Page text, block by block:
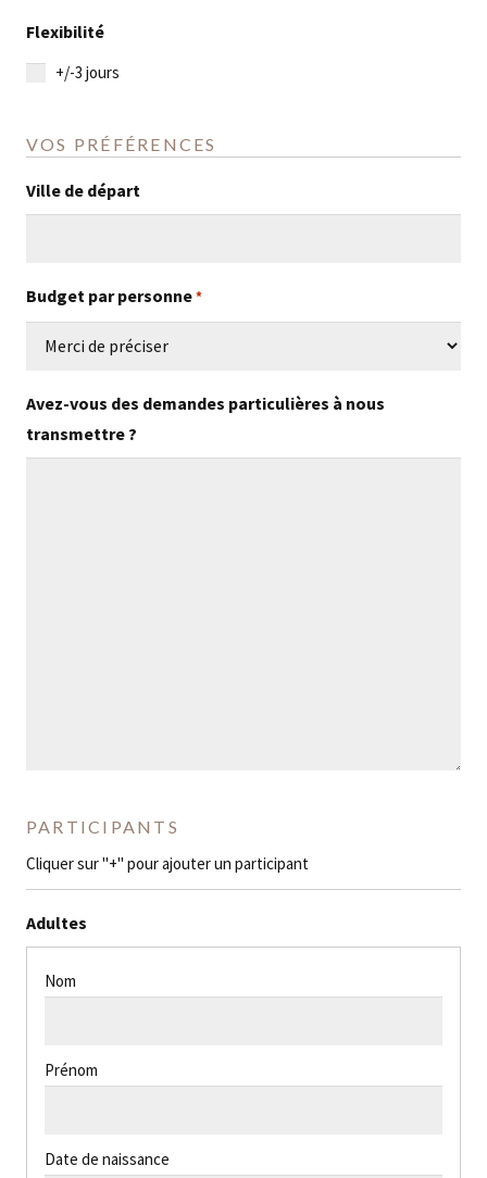
slash
Flexibilité
+/-3 jours
VOS PRÉFÉRENCES
Ville de départ
Budget par personne*
Avez-vous des demandes particulières à nous
transmettre ?
PARTICIPANTS
Cliquer sur "+" pour ajouter un participant
Adultes